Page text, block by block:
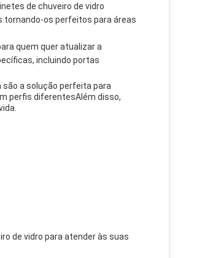
de chuveiro de vidro
os perfeitos para áreas
quem quer atualizar a
incluindo portas
são a solução perfeita para
perfis diferentesAlém disso,
de vidro para atender às suas